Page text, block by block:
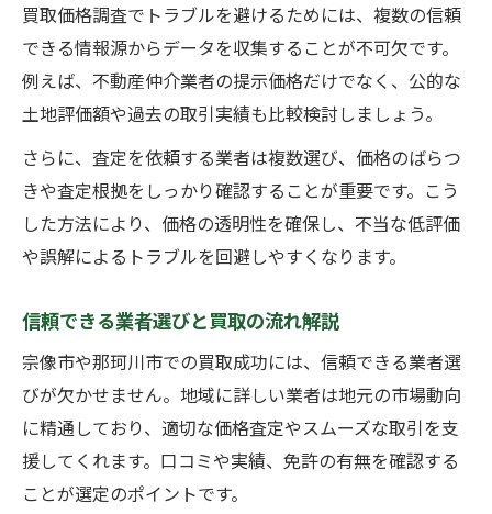
買取価格調査でトラブルを避けるためには、複数の信頼
できる情報源からデータを収集することが不可欠です。
例えば、不動産仲介業者の提示価格だけでなく、公的な
土地評価額や過去の取引実績も比較検討しましょう。
さらに、査定を依頼する業者は複数選び、価格のばらつ
きや査定根拠をしっかり確認することが重要です。こう
した方法により、価格の透明性を確保し、不当な低評価
や誤解によるトラブルを回避しやすくなります。
信頼できる業者選びと買取の流れ解説
宗像市や那珂川市での買取成功には、信頼できる業者選
びが欠かせません。地域に詳しい業者は地元の市場動向
に精通しており、適切な価格査定やスムーズな取引を支
援してくれます。口コミや実績、免許の有無を確認する
ことが選定のポイントです。